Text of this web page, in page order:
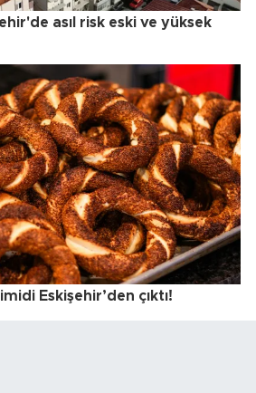
asıl risk eski ve yüksek
Eskişehir’den çıktı!